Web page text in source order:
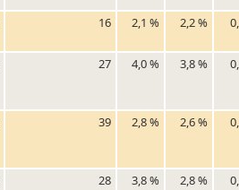
16 2,1 % 2,2 %
27 4,0 % 3,8 %
39 2,8 % 2,6 %
28 3,8 % 2,8 %